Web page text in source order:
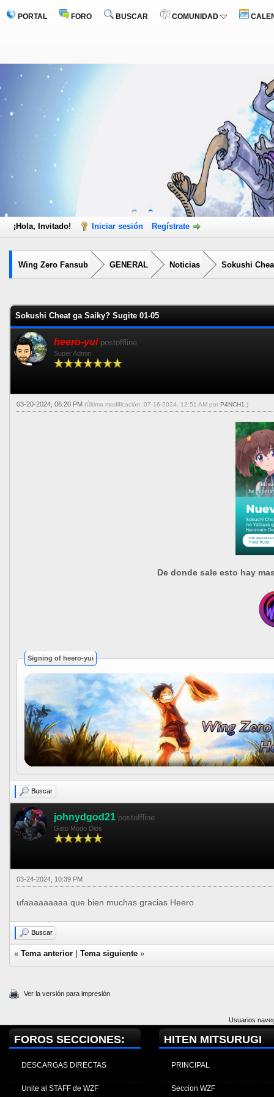
PORTAL FORO BUSCAR COMUNIDAD
¡Hola, Invitado! Iniciar sesión Regístrate
Wing Zero Fansub GENERAL Noticias Sokushi
Sokushi Cheat ga Saiky? Sugite 01-05
heero-yui postoffline
Super Admin
03-20-2024, 06:20 PM (Última modificación: 07-16-2024, 12:51 AM por P4NCH1 .)
De donde sale esto hay
Signing of heero-yui
Buscar
johnydgod21 postoffline
Gato Modo Dios
03-24-2024, 10:39 PM
ufaaaaaaaaa que bien muchas gracias Heero
Buscar
« Tema anterior Tema siguiente »
Ver la versión para impresión
Usuarios
FOROS SECCIONES:
DESCARGAS DIRECTAS
Unite al STAFF de WZF
HITEN MITSURUGI
PRINCIPAL
Seccion WZF